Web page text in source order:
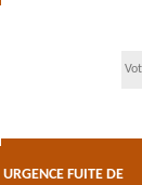
URGENCE FUITE DE